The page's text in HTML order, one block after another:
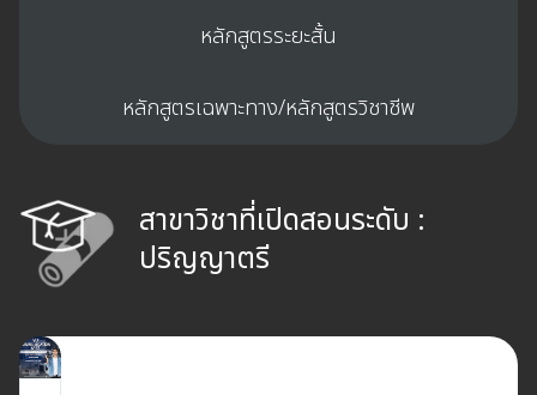
หลักสูตรระยะสั้น
หลักสูตรเฉพาะทาง/หลักสูตรวิชาชีพ
สาขาวิชาที่เปิดสอนระดับ :
ปริญญาตรี